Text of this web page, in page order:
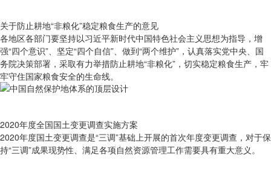
关于防止耕地“非粮化”稳定粮食生产的意见
各地区各部门要坚持以习近平新时代中国特色社会主义思想为指导，增
强“四个意识”、坚定“四个自信”、做到“两个维护”，认真落实党中央、国
务院决策部署，采取有力举措防止耕地“非粮化”，切实稳定粮食生产，牢
牢守住国家粮食安全的生命线。
2020年度全国国土变更调查实施方案
2020年度国土变更调查是“三调”基础上开展的首次年度变更调查，对于保
持“三调”成果现势性、满足各项自然资源管理工作需要具有重大意义。